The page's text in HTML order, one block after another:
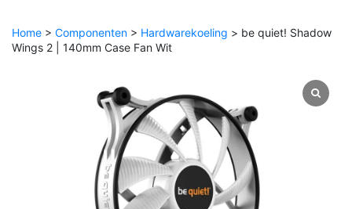
Home > Componenten > Hardwarekoeling > be quiet! Shadow
Wings 2 | 140mm Case Fan Wit